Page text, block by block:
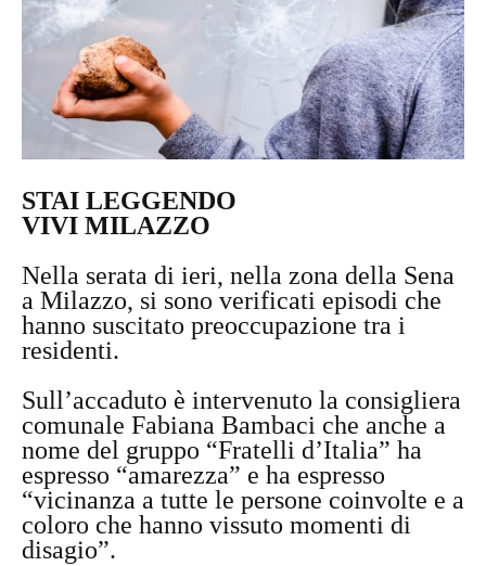
STAI LEGGENDO
VIVI MILAZZO
Nella serata di ieri, nella zona della Sena
a Milazzo, si sono verificati episodi che
hanno suscitato preoccupazione tra i
residenti.
Sull’accaduto è intervenuto la consigliera
comunale Fabiana Bambaci che anche a
nome del gruppo “Fratelli d’Italia” ha
espresso “amarezza” e ha espresso
“vicinanza a tutte le persone coinvolte e a
coloro che hanno vissuto momenti di
disagio”.